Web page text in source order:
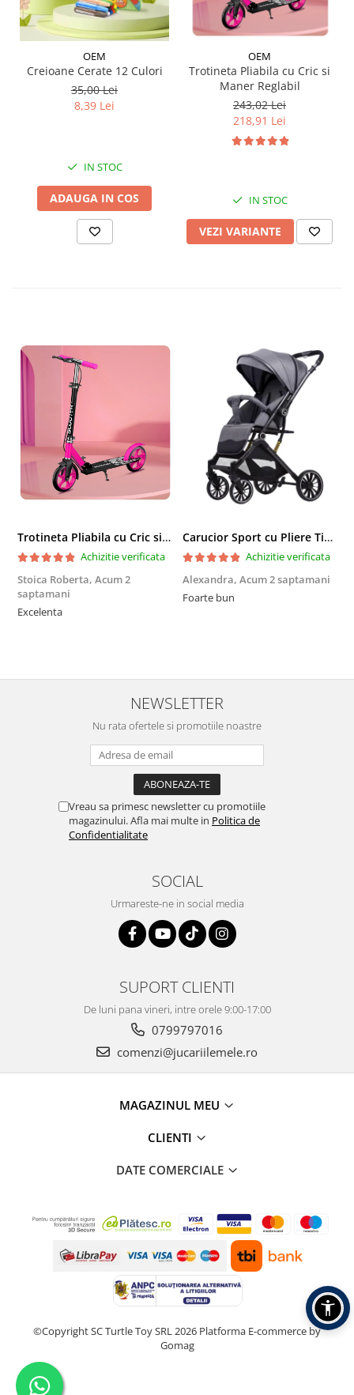
OEM
Creioane Cerate 12 Culori
35,00 Lei
8,39 Lei
IN STOC
ADAUGA IN COS
OEM
Trotineta Pliabila cu Cric si
Maner Reglabil
243,02 Lei
218,91 Lei
IN STOC
VEZI VARIANTE
Trotineta Pliabila cu Cric si Maner Reglabil
Achizitie verificata
Stoica Roberta, Acum 2
saptamani
Excelenta
Carucior Sport cu Pliere Tip Troller si Maner Reversibil - Gri
Achizitie verificata
Alexandra, Acum 2 saptamani
Foarte bun
NEWSLETTER
Nu rata ofertele si promotiile noastre
Vreau sa primesc newsletter cu promotiile
magazinului. Afla mai multe in Politica de
Confidentialitate
SOCIAL
Urmareste-ne in social media
SUPORT CLIENTI
De luni pana vineri, intre orele 9:00-17:00
0799797016
comenzi@jucariilemele.ro
MAGAZINUL MEU
CLIENTI
DATE COMERCIALE
©Copyright SC Turtle Toy SRL 2026 Platforma E-commerce by
Gomag